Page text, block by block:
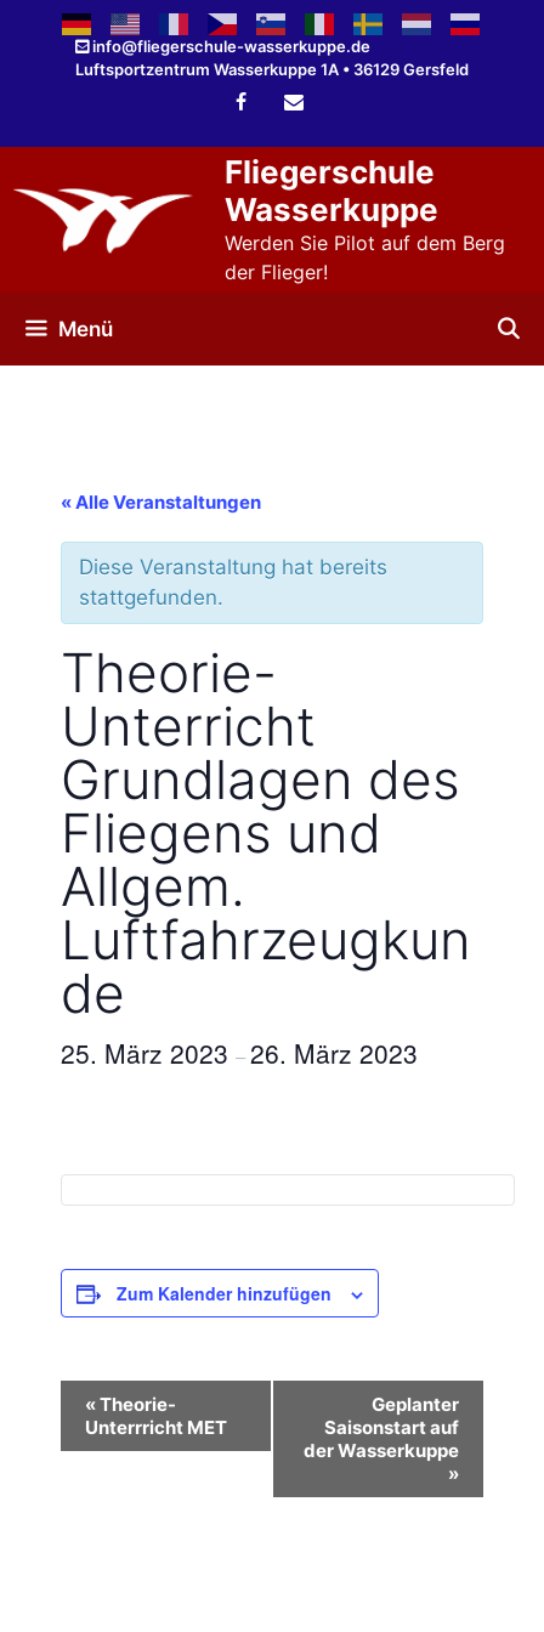
springen
info@fliegerschule-wasserkuppe.de
Luftsportzentrum Wasserkuppe 1A • 36129 Gersfeld
Fliegerschule
Wasserkuppe
Werden Sie Pilot auf dem Berg
der Flieger!
Menü
« Alle Veranstaltungen
Diese Veranstaltung hat bereits
stattgefunden.
Theorie-
Unterricht
Grundlagen des
Fliegens und
Allgem.
Luftfahrzeugkun
de
25. März 2023 – 26. März 2023
Zum Kalender hinzufügen
r
«Theorie-
Unterrricht MET
Geplanter
Saisonstart auf
der Wasserkuppe
»